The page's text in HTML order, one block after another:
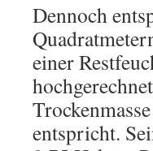
Dennoch
einer
entspricht.